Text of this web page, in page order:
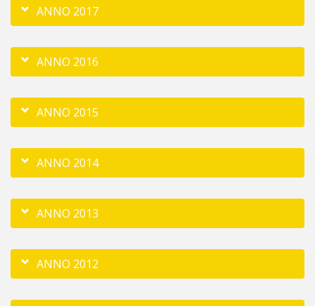
ANNO 2017
ANNO 2016
ANNO 2015
ANNO 2014
ANNO 2013
ANNO 2012